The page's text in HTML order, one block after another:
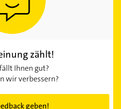
zählt!
Ihnen gut?
wir verbessern?
geben!